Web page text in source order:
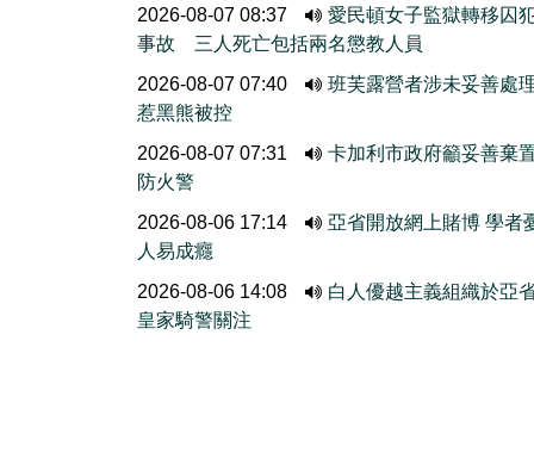
2026-08-07 08:37
愛民頓女子監獄轉移囚
事故 三人死亡包括兩名懲教人員
2026-08-07 07:40
班芙露營者涉未妥善處
惹黑熊被控
2026-08-07 07:31
卡加利市政府籲妥善棄
防火警
2026-08-06 17:14
亞省開放網上賭博 學者
人易成癮
2026-08-06 14:08
白人優越主義組織於亞
皇家騎警關注